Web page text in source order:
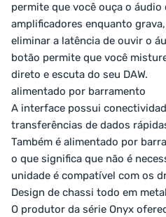
permite que você ouça o
amplificadores enquanto
eliminar a latência de ouvir o
botão permite que você
direto e escuta do seu DAW.
alimentado por barramento
A interface possui
transferências de dados
Também é alimentado por
o que significa que não é
unidade é compatível com os
Design de chassi todo em metal
O produtor da série Onyx